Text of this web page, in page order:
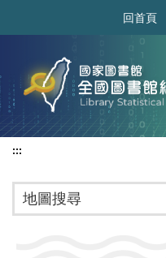
回首頁
:::
地圖搜尋